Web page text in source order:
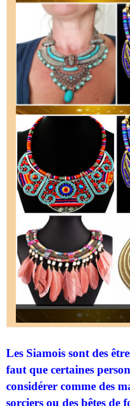
Les Siamois sont des
faut que certaines
considérer comme des
sorciers ou des bêtes